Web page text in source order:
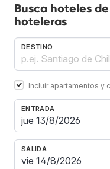
Busca hoteles
hoteleras
DESTINO
Incluir apartamentos y
ENTRADA
SALIDA